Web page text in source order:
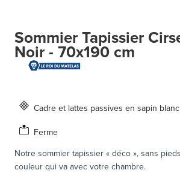
Sommier Tapissier
Noir - 70x190 cm
Cadre et lattes passives en sapin blanc
Ferme
Notre sommier tapissier « déco », sans
couleur qui va avec votre chambre.